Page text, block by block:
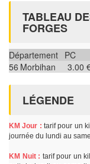
TABLEAU
FORGES
Département PC
56 Morbihan 3.00
LÉGENDE
KM Jour : tarif pour un
journée du lundi au
KM Nuit : tarif pour un